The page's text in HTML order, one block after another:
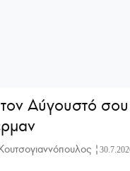
τον Αύγουστό
|